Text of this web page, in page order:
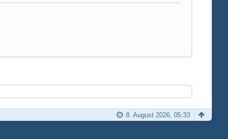
8. August 2026, 05:33